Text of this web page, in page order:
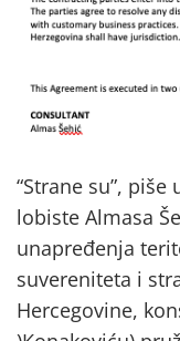
“Strane su”,
lobiste Almasa
unapređenja
suvereniteta i
Hercegovine,